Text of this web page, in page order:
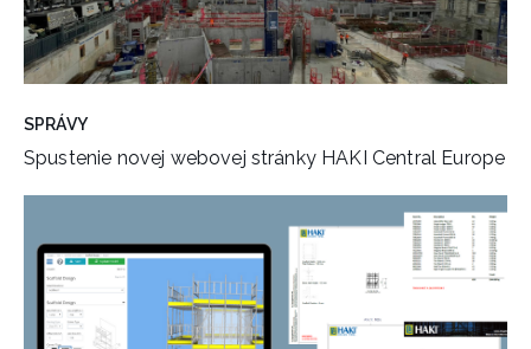
SPRÁVY
Spustenie novej webovej stránky HAKI Central Europe